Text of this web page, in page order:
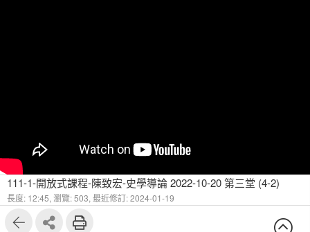
111-1-開放式課程-陳致宏-史學導論 2022-10-20 第三堂 (4-2)
長度: 12:45, 瀏覽: 503, 最近修訂: 2024-01-19